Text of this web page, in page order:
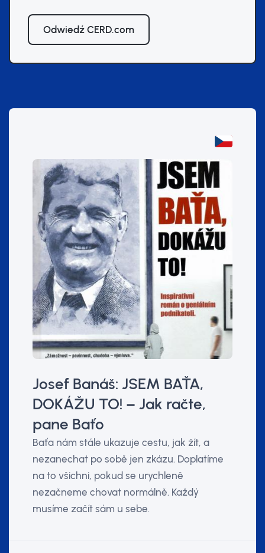
Odwiedź CERD.com
Josef Banáš: JSEM BAŤA,
DOKÁŽU TO! – Jak račte,
pane Baťo
Baťa nám stále ukazuje cestu, jak žít, a
nezanechat po sobě jen zkázu. Doplatíme
na to všichni, pokud se urychleně
nezačneme chovat normálně. Každý
musíme začít sám u sebe.